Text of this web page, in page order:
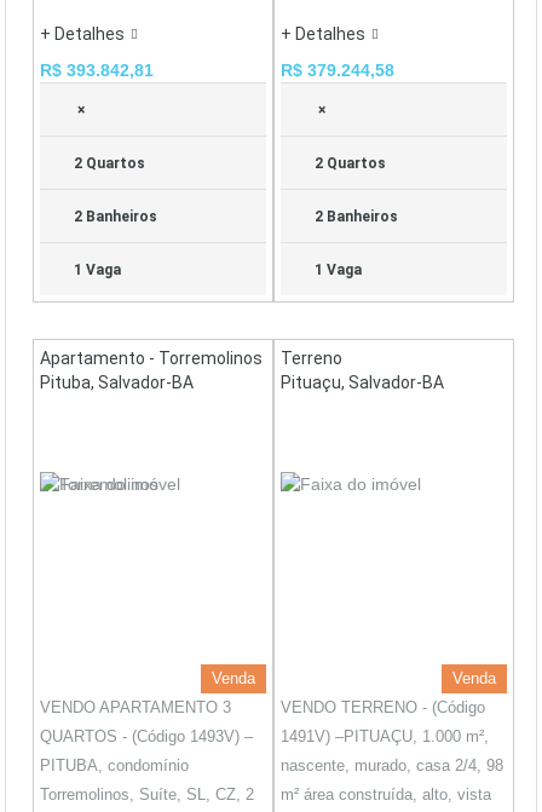
+ Detalhes
R$ 393.842,81
×
2 Quartos
2 Banheiros
1 Vaga
+ Detalhes
R$ 379.244,58
×
2 Quartos
2 Banheiros
1 Vaga
Apartamento - Torremolinos
Pituba, Salvador-BA
Venda
VENDO APARTAMENTO 3
QUARTOS - (Código 1493V) –
PITUBA, condomínio
Torremolinos, Suíte, SL, CZ, 2
Terreno
Pituaçu, Salvador-BA
Venda
VENDO TERRENO - (Código
1491V) –PITUAÇU, 1.000 m²,
nascente, murado, casa 2/4, 98
m² área construída, alto, vista